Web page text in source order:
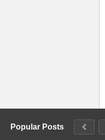
Popular Posts